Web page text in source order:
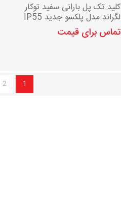
کلید تک پل بارانی سفید توکار
لگراند مدل پلکسو جدید IP55
تماس برای قیمت
1
2